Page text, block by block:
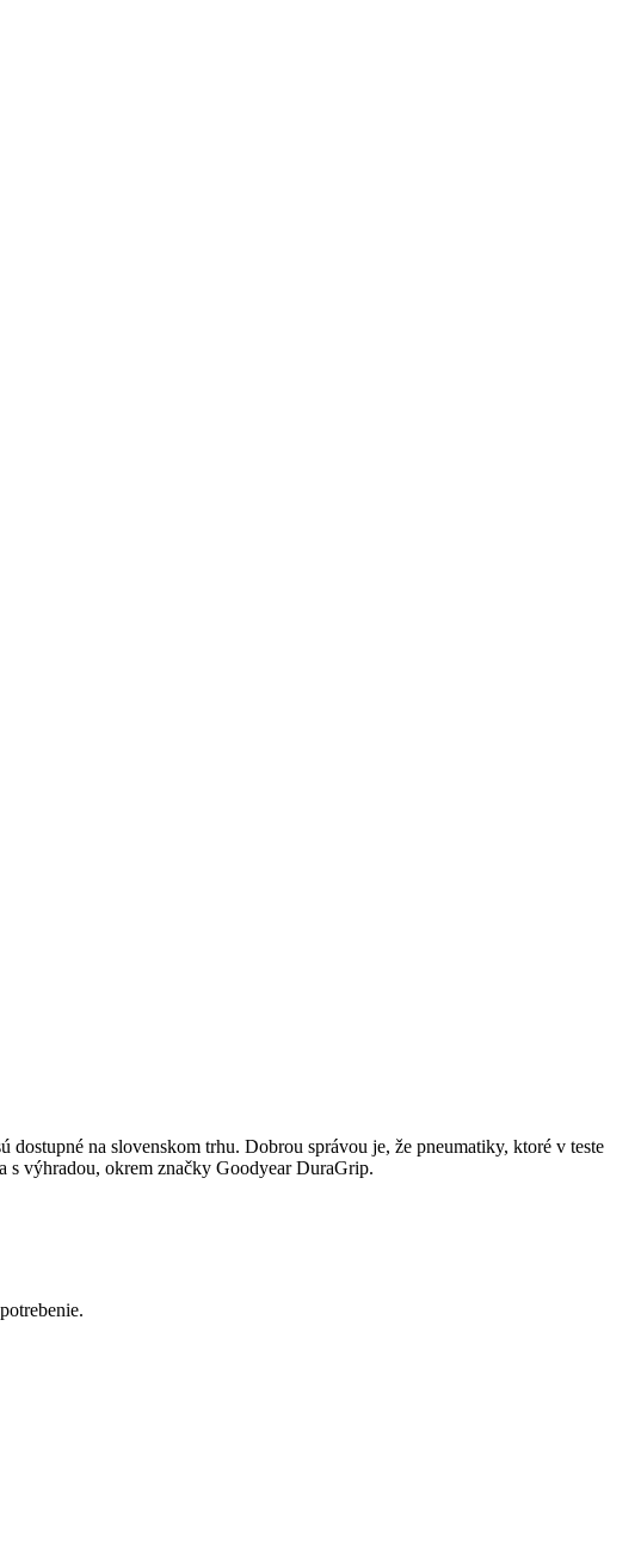
dostupné na slovenskom trhu. Dobrou správou je, že pneumatiky, ktoré v teste
s výhradou, okrem značky Goodyear DuraGrip.